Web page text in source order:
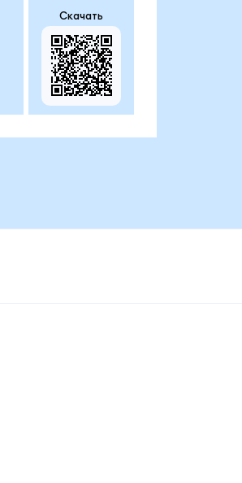
Скачать